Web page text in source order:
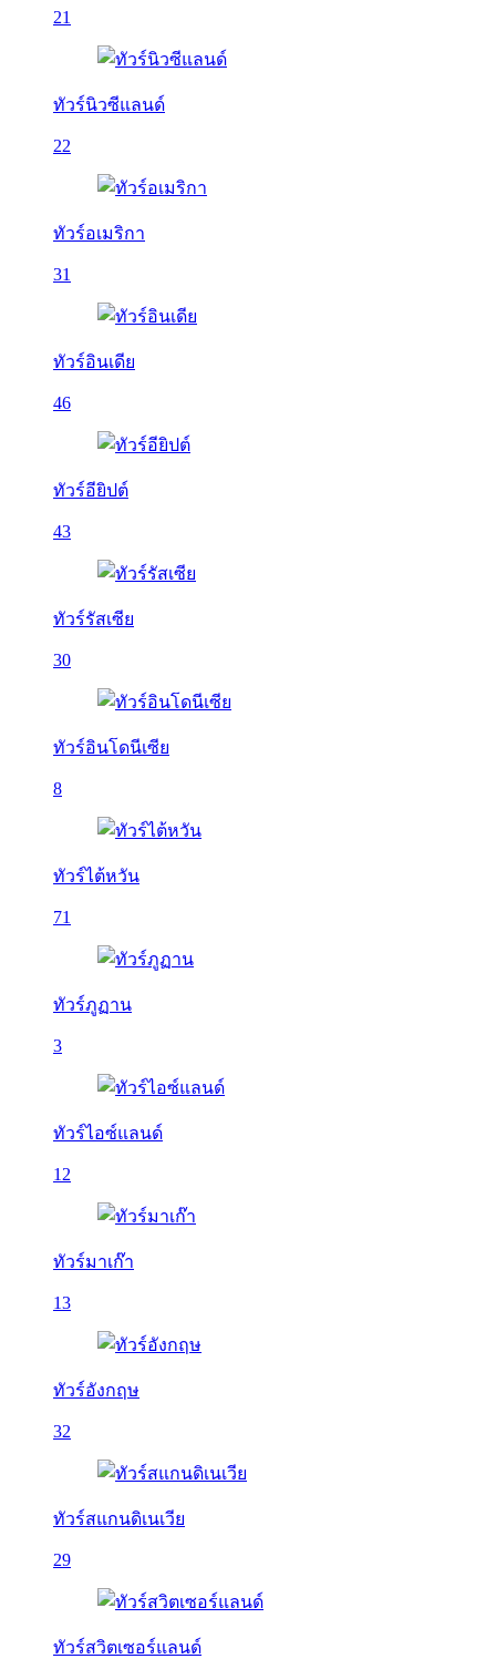
21
ทัวร์นิวซีแลนด์
22
ทัวร์อเมริกา
31
ทัวร์อินเดีย
46
ทัวร์อียิปต์
43
ทัวร์รัสเซีย
30
ทัวร์อินโดนีเซีย
8
ทัวร์ไต้หวัน
71
ทัวร์ภูฏาน
3
ทัวร์ไอซ์แลนด์
12
ทัวร์มาเก๊า
13
ทัวร์อังกฤษ
32
ทัวร์สแกนดิเนเวีย
29
ทัวร์สวิตเซอร์แลนด์